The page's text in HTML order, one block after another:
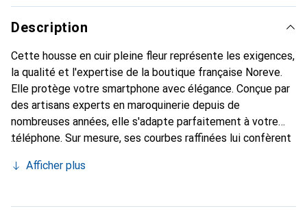
Description
Cette housse en cuir pleine fleur représente les exigences,
la qualité et l'expertise de la boutique française Noreve.
Elle protège votre smartphone avec élégance. Conçue par
des artisans experts en maroquinerie depuis de
nombreuses années, elle s'adapte parfaitement à votre
téléphone. Sur mesure, ses courbes raffinées lui confèrent
et indispensable de votre smartphone. Reconnaître
marque Noreve est un choix sûr pour une clientèle
Afficher plus